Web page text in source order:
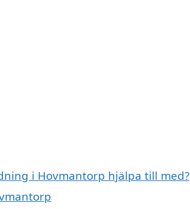
i Hovmantorp hjälpa till med?